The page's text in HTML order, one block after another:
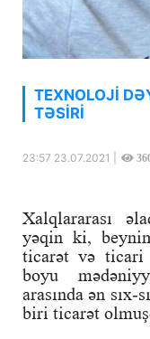
TEXNOLOJİ
TƏSİRİ
23:57 23.07.2021 |
Xalqlararası
yəqin ki,
ticarət və ticari
boyu
arasında ən
biri ticarət